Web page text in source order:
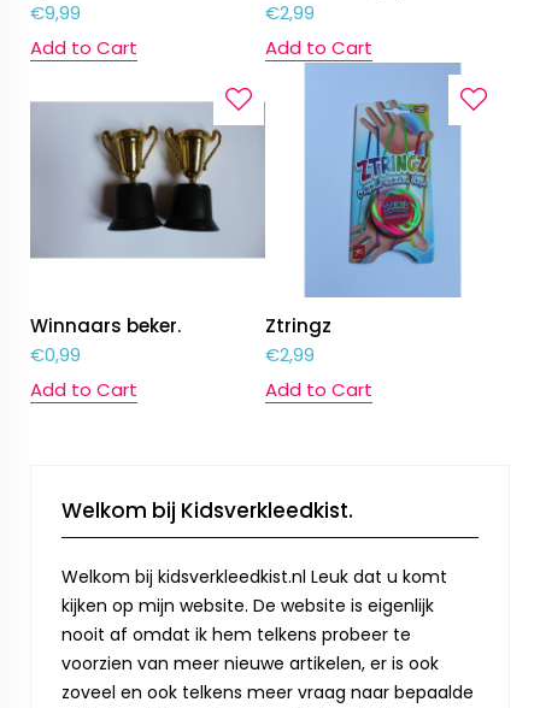
€9,99
Add to Cart
€2,99
Add to Cart
Winnaars beker.
€0,99
Add to Cart
Ztringz
€2,99
Add to Cart
Welkom bij Kidsverkleedkist.
Welkom bij kidsverkleedkist.nl Leuk dat u komt
kijken op mijn website. De website is eigenlijk
nooit af omdat ik hem telkens probeer te
voorzien van meer nieuwe artikelen, er is ook
zoveel en ook telkens meer vraag naar bepaalde